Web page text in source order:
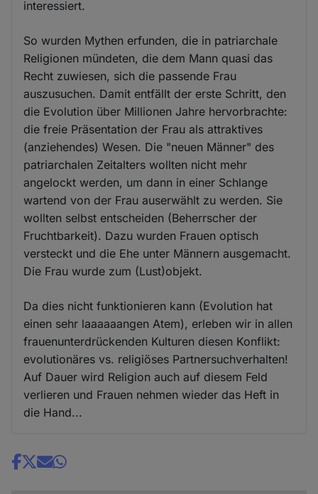
interessiert.
So wurden Mythen erfunden, die in patriarchale
Religionen mündeten, die dem Mann quasi das
Recht zuwiesen, sich die passende Frau
auszusuchen. Damit entfällt der erste Schritt, den
die Evolution über Millionen Jahre hervorbrachte:
die freie Präsentation der Frau als attraktives
(anziehendes) Wesen. Die "neuen Männer" des
patriarchalen Zeitalters wollten nicht mehr
angelockt werden, um dann in einer Schlange
wartend von der Frau auserwählt zu werden. Sie
wollten selbst entscheiden (Beherrscher der
Fruchtbarkeit). Dazu wurden Frauen optisch
versteckt und die Ehe unter Männern ausgemacht.
Die Frau wurde zum (Lust)objekt.
Da dies nicht funktionieren kann (Evolution hat
einen sehr laaaaaangen Atem), erleben wir in allen
frauenunterdrückenden Kulturen diesen Konflikt:
evolutionäres vs. religiöses Partnersuchverhalten!
Auf Dauer wird Religion auch auf diesem Feld
verlieren und Frauen nehmen wieder das Heft in
die Hand...
Share